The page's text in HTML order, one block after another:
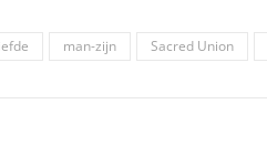
man-zijn Sacred Union